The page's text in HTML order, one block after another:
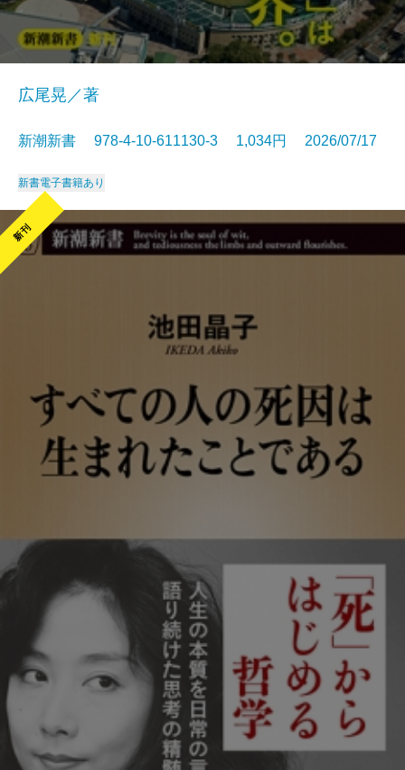
広尾晃／著
新潮新書 978-4-10-611130-3 1,034円 2026/07/17
新書電子書籍あり
新刊